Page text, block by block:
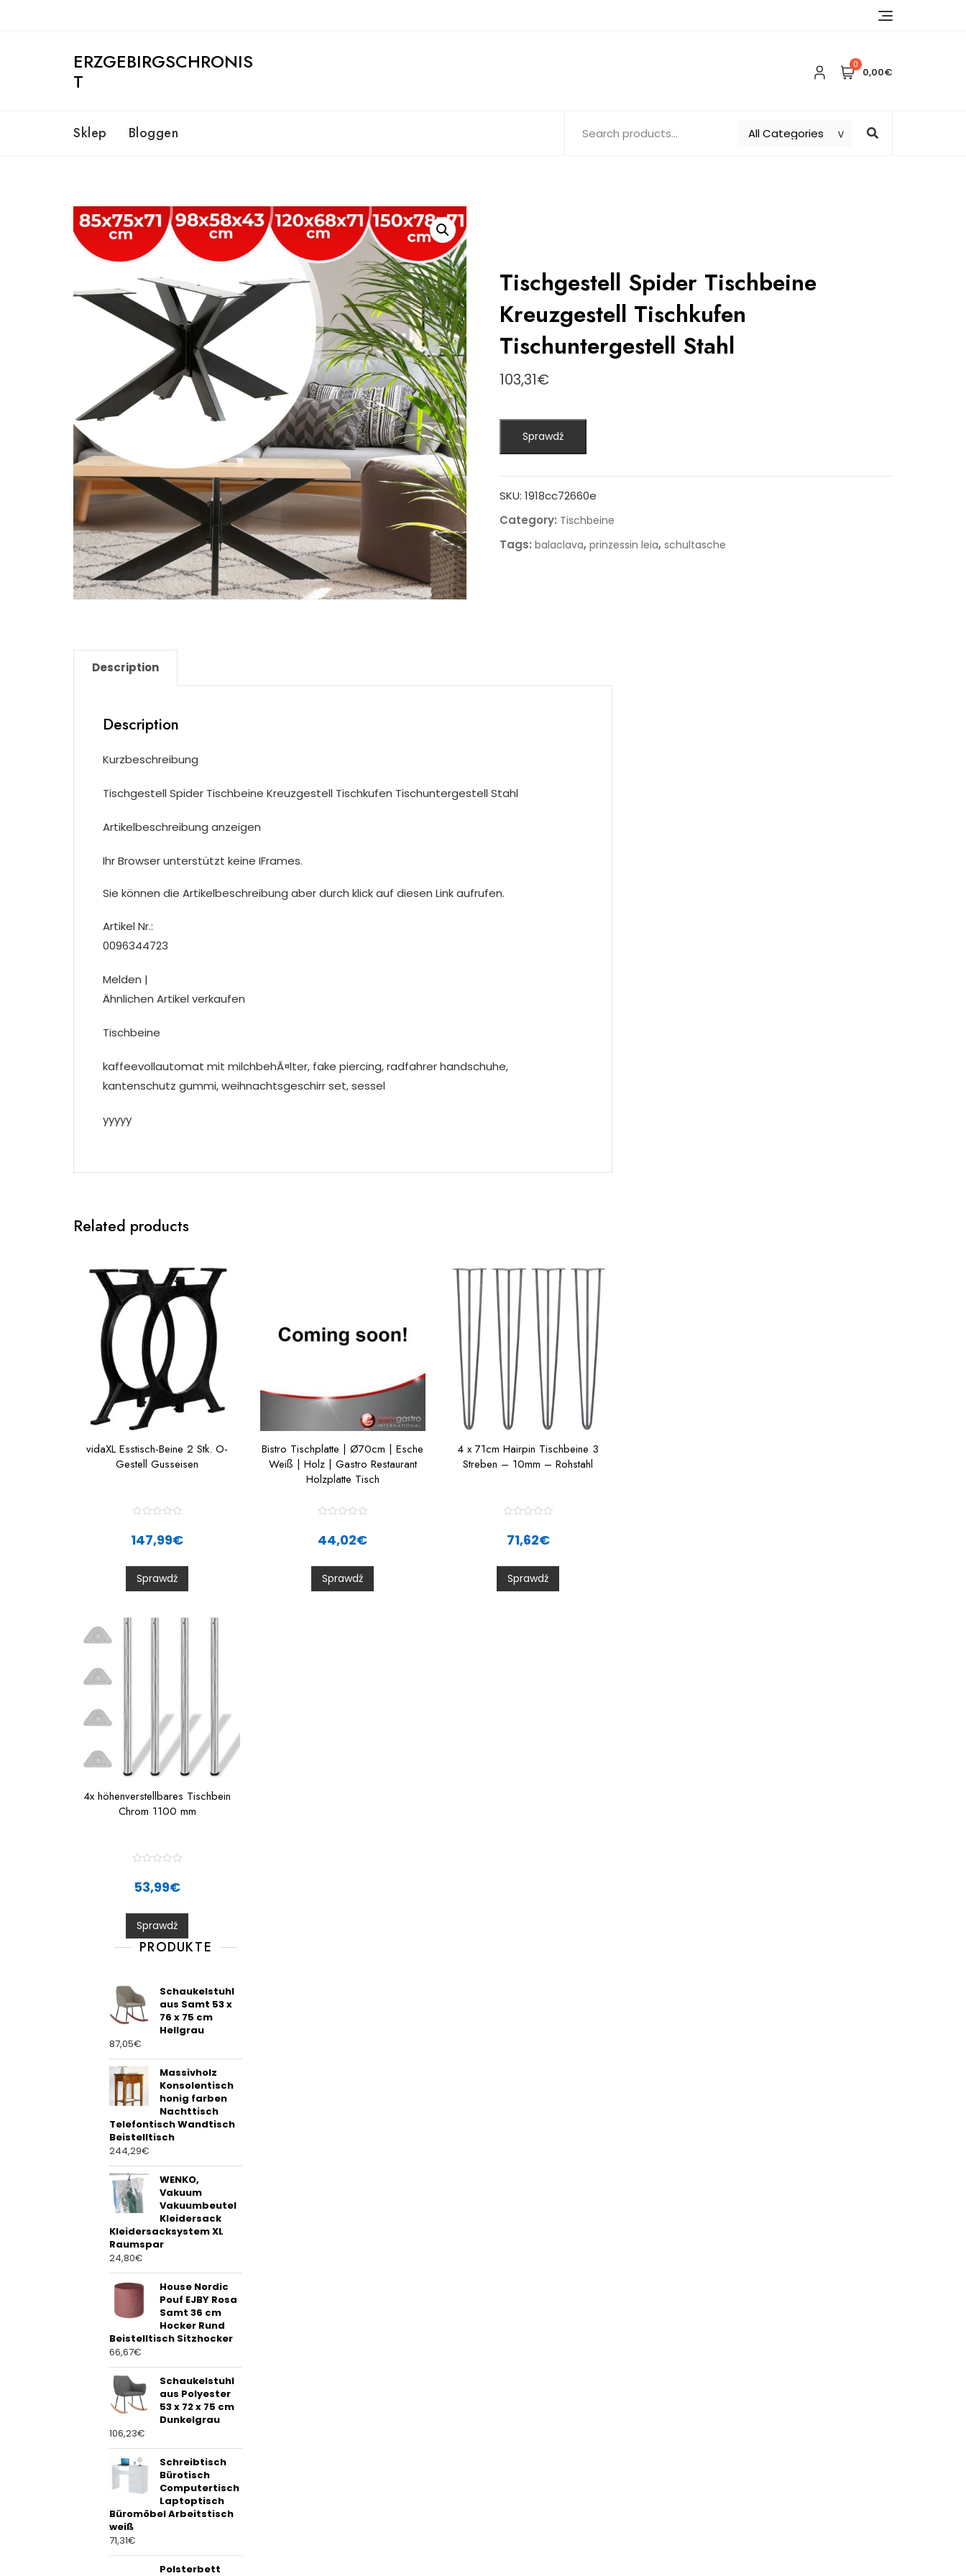
ERZGEBIRGSCHRONIS
T
0
0,00€
Sklep Bloggen
Tischgestell Spider Tischbeine
Kreuzgestell Tischkufen
Tischuntergestell Stahl
103,31€
Sprawdź
SKU: 1918cc72660e
Category: Tischbeine
Tags: balaclava, prinzessin leia, schultasche
Description
Description
Kurzbeschreibung
Tischgestell Spider Tischbeine Kreuzgestell Tischkufen Tischuntergestell Stahl
Artikelbeschreibung anzeigen
Ihr Browser unterstützt keine IFrames.
Sie können die Artikelbeschreibung aber durch klick auf diesen Link aufrufen.
Artikel Nr.:
0096344723
Melden |
Ähnlichen Artikel verkaufen
Tischbeine
kaffeevollautomat mit milchbehÃ¤lter, fake piercing, radfahrer handschuhe,
kantenschutz gummi, weihnachtsgeschirr set, sessel
yyyyy
Related products
vidaXL Esstisch-Beine 2 Stk. O-
Gestell Gusseisen
0
o
u
t
147,99€
Sprawdź
Bistro Tischplatte | Ø70cm | Esche
Weiß | Holz | Gastro Restaurant
Holzplatte Tisch
t
0
o
u
t
44,02€
Sprawdź
4 x 71cm Hairpin Tischbeine 3
Streben – 10mm – Rohstahl
0
o
u
t
71,62€
Sprawdź
4x höhenverstellbares Tischbein
Chrom 1100 mm
t
0
o
u
t
53,99€
Sprawdź
PRODUKTE
Schaukelstuhl
aus Samt 53 x
76 x 75 cm
Hellgrau
87,05€
Massivholz
Konsolentisch
honig farben
Nachttisch
Telefontisch Wandtisch
Beistelltisch
244,29€
WENKO,
Vakuum
Vakuumbeutel
Kleidersack
Kleidersacksystem XL
Raumspar
24,80€
House Nordic
Pouf EJBY Rosa
Samt 36 cm
Hocker Rund
Beistelltisch Sitzhocker
66,67€
Schaukelstuhl
aus Polyester
53 x 72 x 75 cm
Dunkelgrau
106,23€
Schreibtisch
Bürotisch
Computertisch
Laptoptisch
Büromöbel Arbeitstisch
weiß
71,31€
Polsterbett